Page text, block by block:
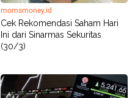
momsmoney.id
Cek Rekomendasi Saham Hari
Ini dari Sinarmas Sekuritas
(30/3)